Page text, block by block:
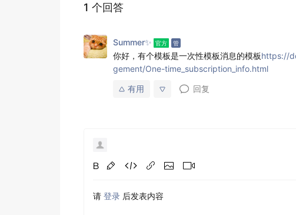
1 个回答
Summer✨
你好，有个模板是一次性模板消息的模板https://
gement/One-time_subscription_info.html
有用
回复
请 登录 后发表内容